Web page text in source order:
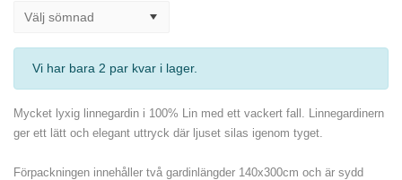
Vi har bara 2 par kvar i lager.
Mycket lyxig linnegardin i 100% Lin med ett vackert fall. Linnegardinern
ger ett lätt och elegant uttryck där ljuset silas igenom tyget.
Förpackningen innehåller två gardinlängder 140x300cm och är sydd